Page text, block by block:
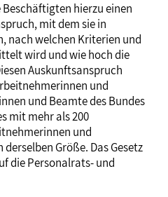
hierzu einen
mit dem sie in
nach welchen Kriterien und
wird und wie hoch die
Auskunftsanspruch
und
und Beamte des Bundes
mit mehr als 200
und
Größe. Das Gesetz
die Personalrats- und